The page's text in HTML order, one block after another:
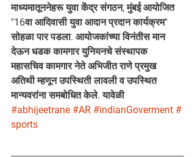
माध्यमातूननेहरू युवा केंद्र संगठन, मुंबई आयोजित
"16वा आदिवासी युवा आदान प्रदान कार्यक्रम"
सोहळा पार पडला. आयोजकांच्या विनंतीस मान
देऊन धडक कामगार युनियनचे संस्थापक
महासचिव कामगार नेते अभिजीत राणे प्रमुख
अतिथी म्हणून उपस्थिती लावली व उपस्थित
मान्यवरांना समबोधित केले. यावेळी
#abhijeetrane #AR #indianGoverment #
sports